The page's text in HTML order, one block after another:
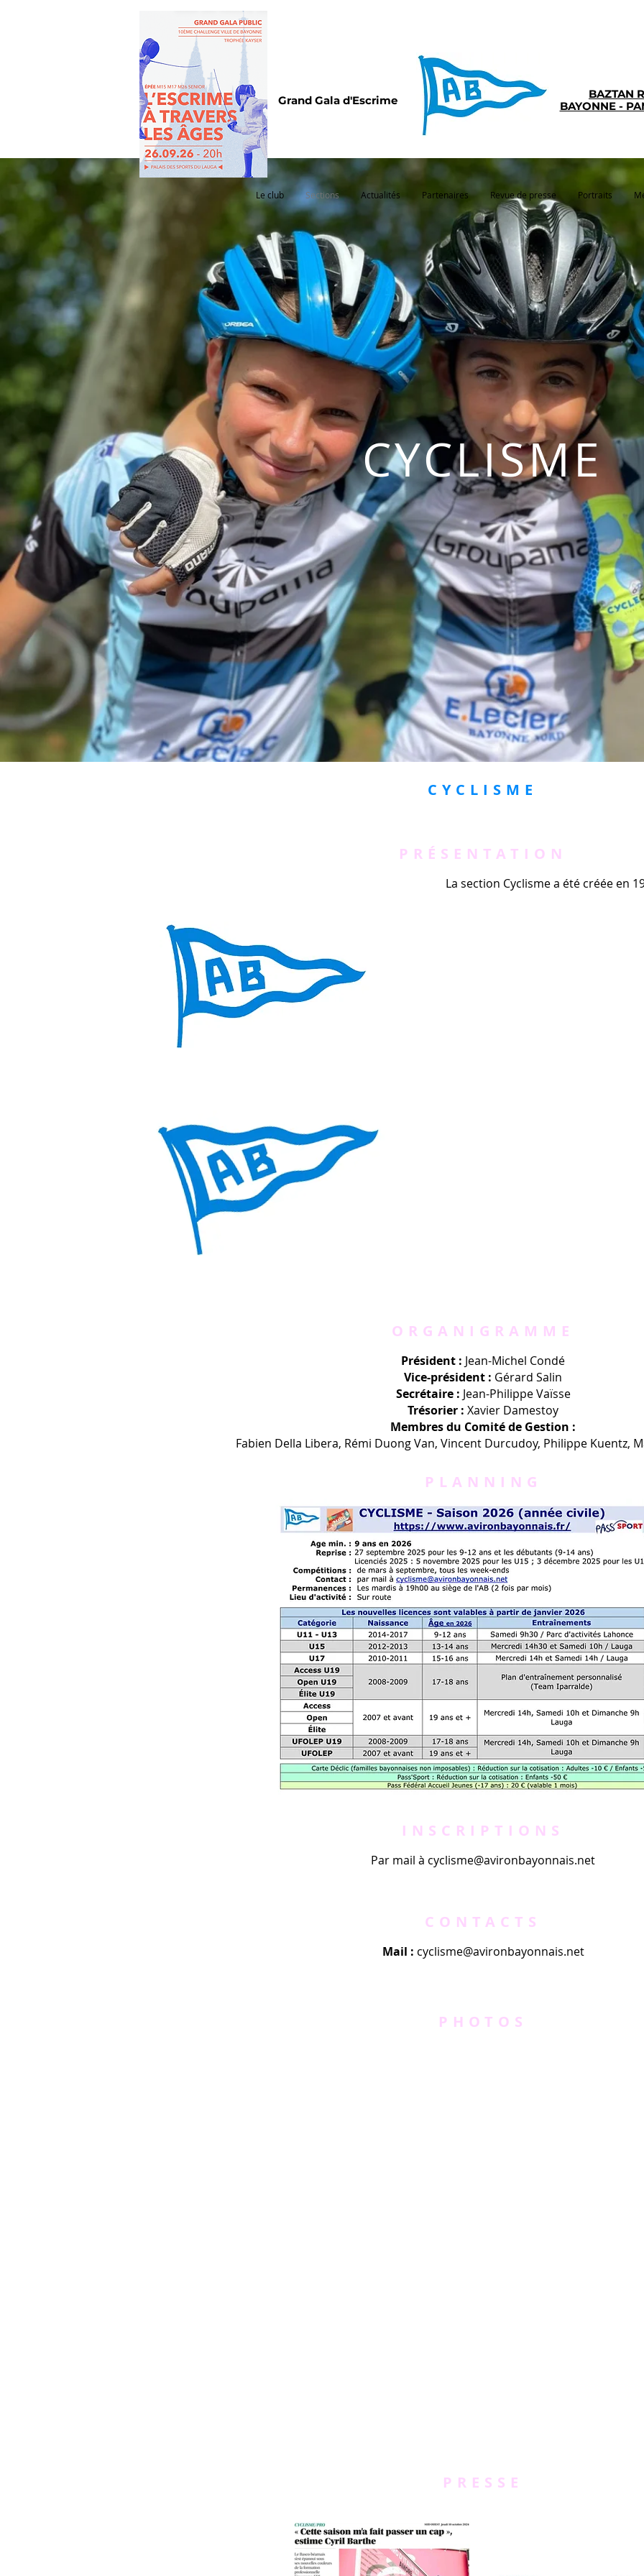
Grand Gala d'Escrime
BAZTAN
BAYONNE -
Le club Sections Actualités Partenaires Revue de presse Portraits
CYCLISME
CYCLISME
PRÉSENTATION
La section Cyclisme a été créée en
ORGANIGRAMME
Président : Jean-Michel Condé
Vice-président : Gérard Salin
Secrétaire : Jean-Philippe Vaïsse
Trésorier : Xavier Damestoy
Membres du Comité de Gestion :
Fabien Della Libera, Rémi Duong Van, Vincent Durcudoy, Philippe Kuentz,
PLANNING
INSCRIPTIONS
Par mail à cyclisme@avironbayonnais.net
CONTACTS
Mail : cyclisme@avironbayonnais.net
PHOTOS
PRESSE